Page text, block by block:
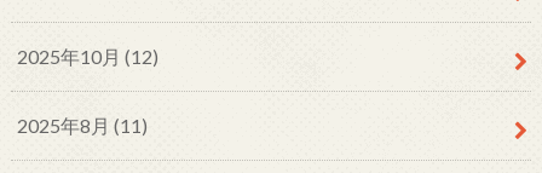
2025年10月 (12)
2025年8月 (11)